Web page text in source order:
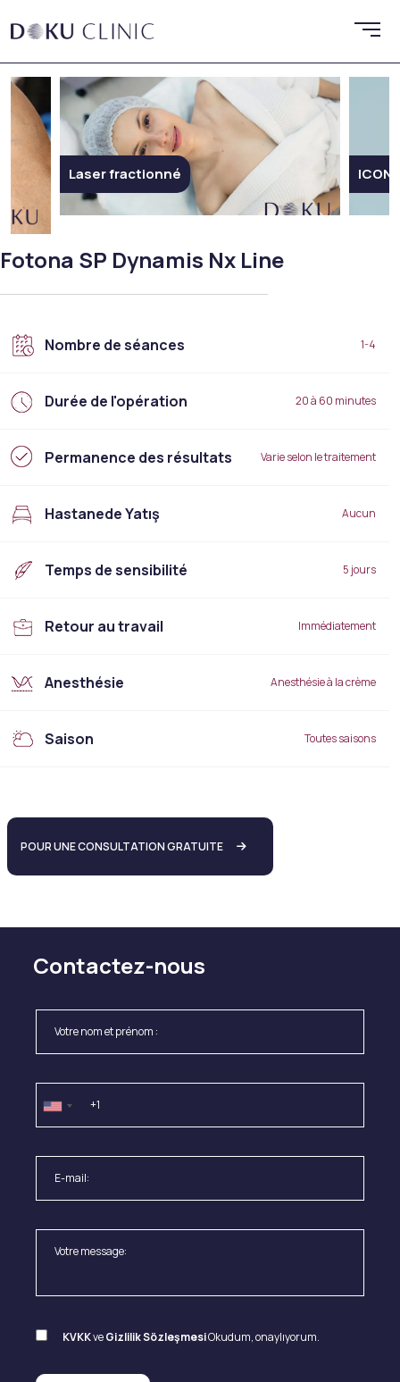
Laser fractionné ICON
Fotona SP Dynamis Nx Line
Nombre de séances 1-4
Durée de l'opération 20 à 60 minutes
Permanence des résultats Varie selon le traitement
Hastanede Yatış Aucun
Temps de sensibilité 5 jours
Retour au travail Immédiatement
Anesthésie Anesthésie à la crème
Saison Toutes saisons
POUR UNE CONSULTATION GRATUITE
Contactez-nous
KVKKveGizlilik SözleşmesiOkudum, onaylıyorum.